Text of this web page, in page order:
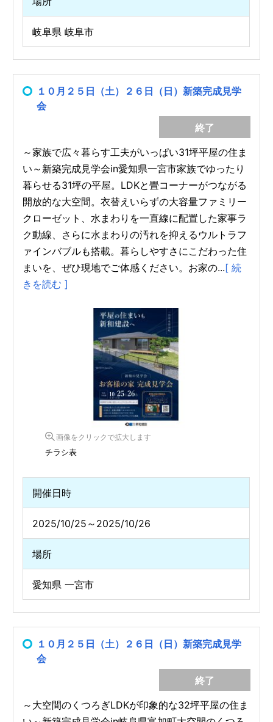
岐阜県 岐阜市
１０月２５日（土）２６日（日）新築完成見学
会
終了
～家族で広々暮らす工夫がいっぱい31坪平屋の住ま
い～新築完成見学会in愛知県一宮市家族でゆったり
暮らせる31坪の平屋。LDKと畳コーナーがつながる
開放的な大空間。衣替えいらずの大容量ファミリー
クローゼット、水まわりを一直線に配置した家事ラ
ク動線、さらに水まわりの汚れを抑えるウルトラフ
ァインバブルも搭載。暮らしやすさにこだわった住
まいを、ぜひ現地でご体感ください。お家の...[ 続
きを読む ]
画像をクリックで拡大します
チラシ表
開催日時
2025/10/25～2025/10/26
場所
愛知県 一宮市
１０月２５日（土）２６日（日）新築完成見学
会
終了
～大空間のくつろぎLDKが印象的な32坪平屋の住ま